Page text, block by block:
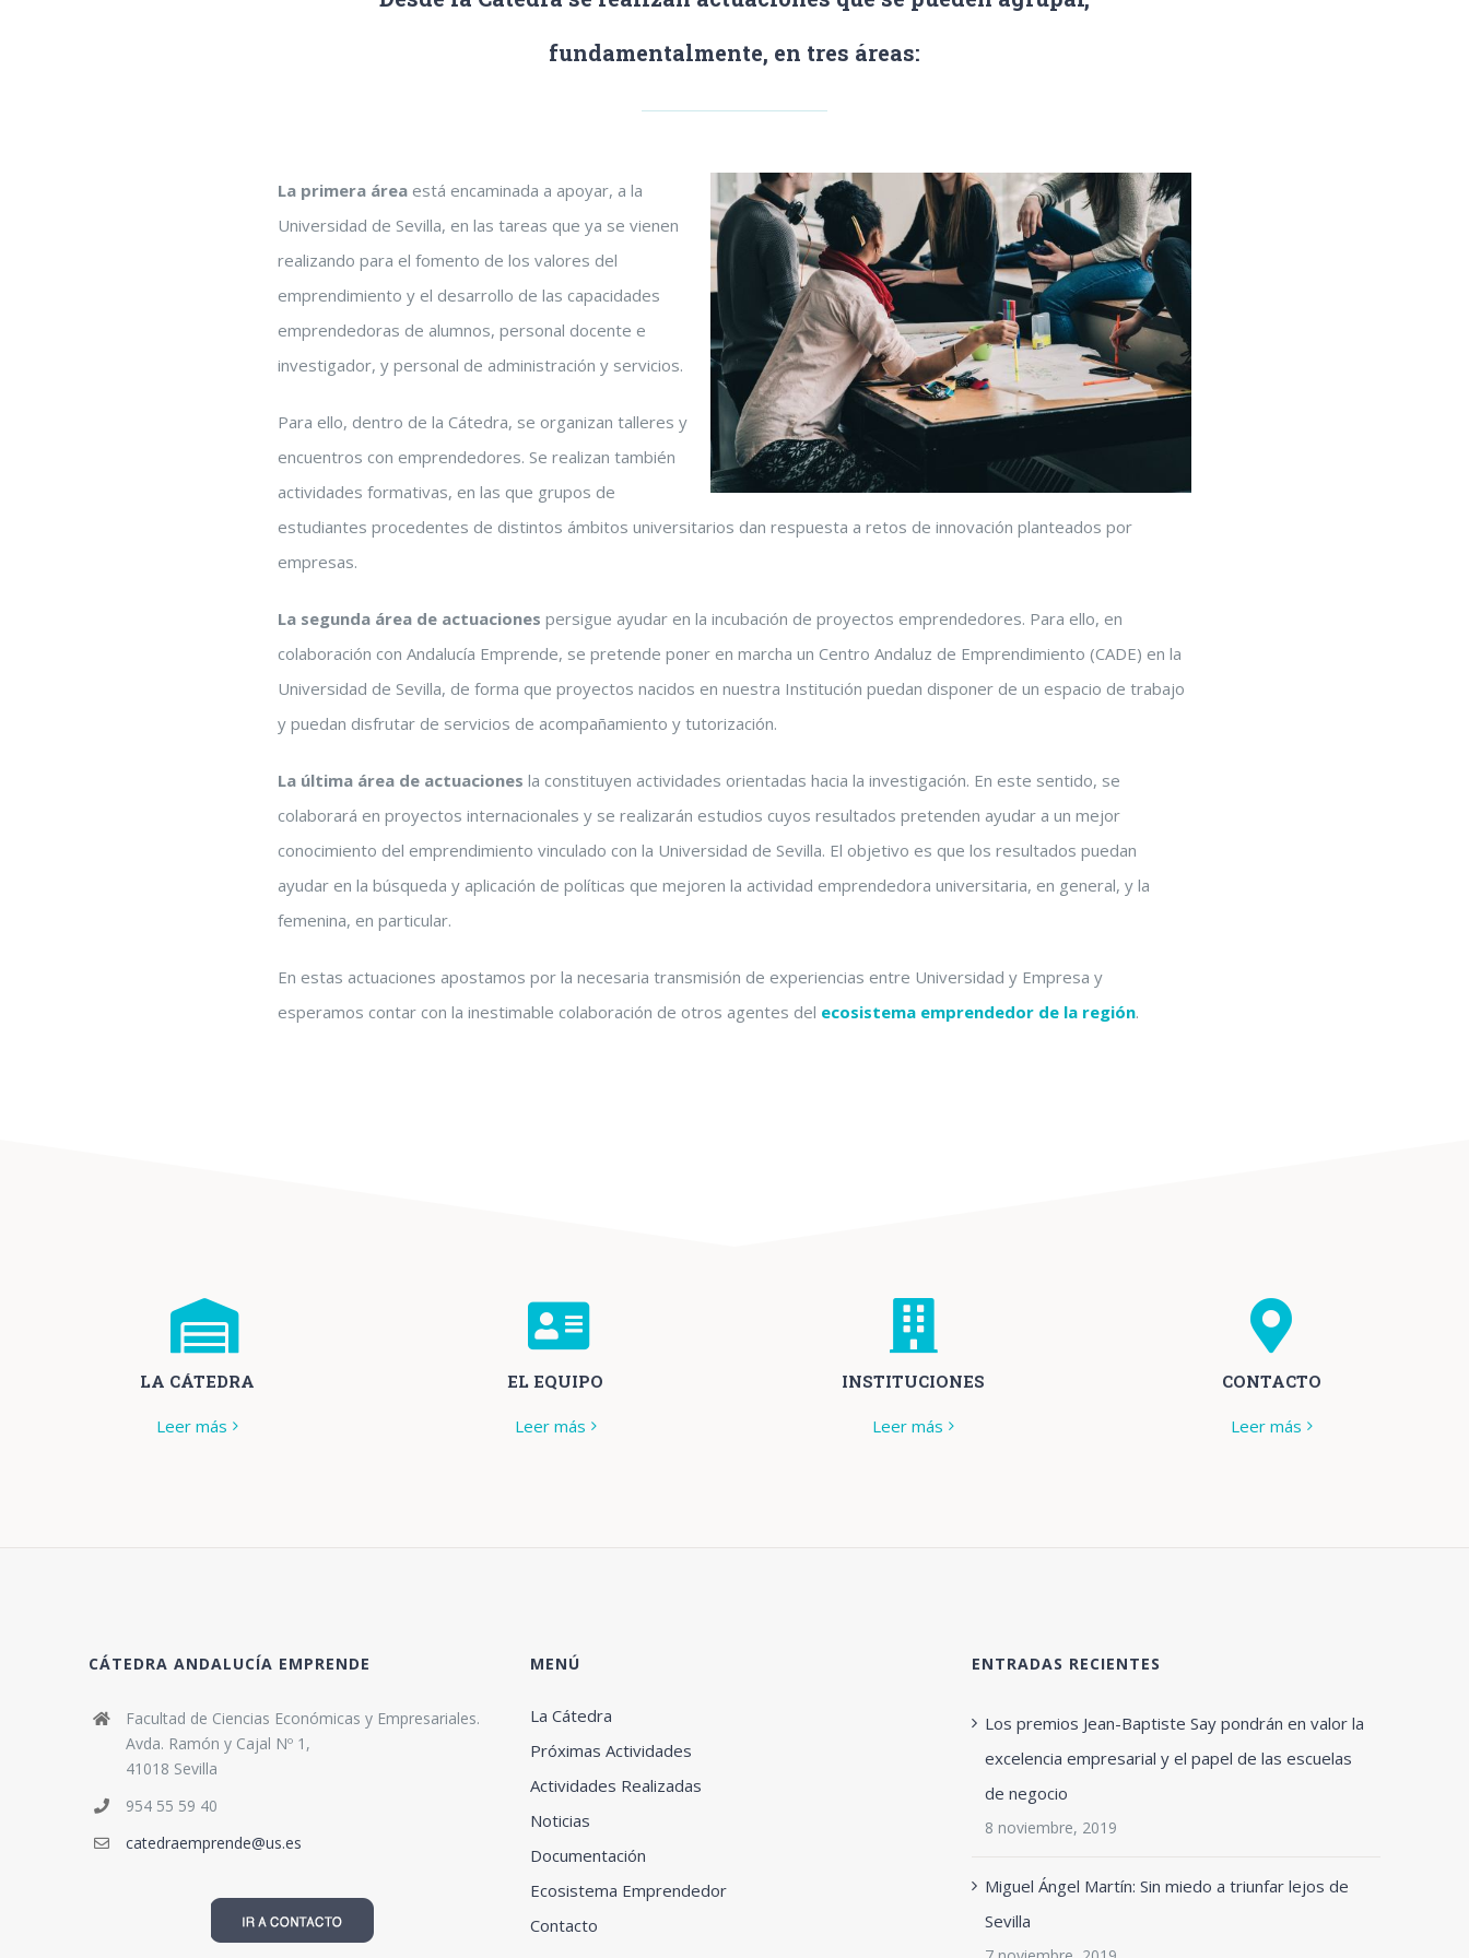
fundamentalmente, en tres áreas:
La primera área está encaminada a apoyar, a la
Universidad de Sevilla, en las tareas que ya se vienen
realizando para el fomento de los valores del
emprendimiento y el desarrollo de las capacidades
emprendedoras de alumnos, personal docente e
investigador, y personal de administración y servicios.
Para ello, dentro de la Cátedra, se organizan talleres y
encuentros con emprendedores. Se realizan también
actividades formativas, en las que grupos de
estudiantes procedentes de distintos ámbitos universitarios dan respuesta a retos de innovación planteados por
empresas.
La segunda área de actuaciones persigue ayudar en la incubación de proyectos emprendedores. Para ello, en
colaboración con Andalucía Emprende, se pretende poner en marcha un Centro Andaluz de Emprendimiento (CADE) en la
Universidad de Sevilla, de forma que proyectos nacidos en nuestra Institución puedan disponer de un espacio de trabajo
y puedan disfrutar de servicios de acompañamiento y tutorización.
La última área de actuaciones la constituyen actividades orientadas hacia la investigación. En este sentido, se
colaborará en proyectos internacionales y se realizarán estudios cuyos resultados pretenden ayudar a un mejor
conocimiento del emprendimiento vinculado con la Universidad de Sevilla. El objetivo es que los resultados puedan
ayudar en la búsqueda y aplicación de políticas que mejoren la actividad emprendedora universitaria, en general, y la
femenina, en particular.
En estas actuaciones apostamos por la necesaria transmisión de experiencias entre Universidad y Empresa y
esperamos contar con la inestimable colaboración de otros agentes del ecosistema emprendedor de la región.
LA CÁTEDRA
Leer más
EL EQUIPO
Leer más
INSTITUCIONES
Leer más
CONTACTO
Leer más
CÁTEDRA ANDALUCÍA EMPRENDE
Facultad de Ciencias Económicas y Empresariales.
Avda. Ramón y Cajal Nº 1,
41018 Sevilla
954 55 59 40
catedraemprende@us.es
MENÚ
La Cátedra
Próximas Actividades
Actividades Realizadas
Noticias
Documentación
Ecosistema Emprendedor
Contacto
ENTRADAS RECIENTES
Los premios Jean-Baptiste Say pondrán en valor la
excelencia empresarial y el papel de las escuelas
de negocio
8 noviembre, 2019
Miguel Ángel Martín: Sin miedo a triunfar lejos de
Sevilla